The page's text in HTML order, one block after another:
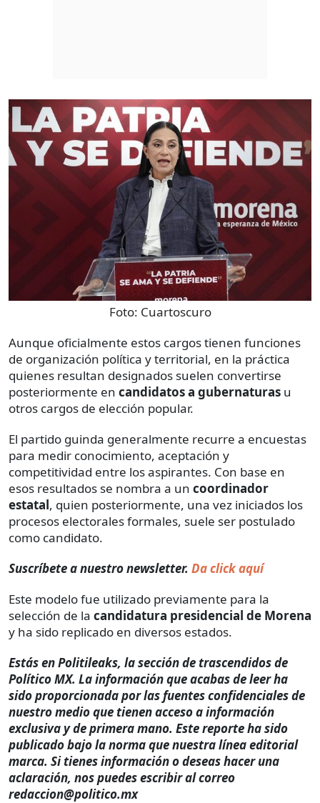
Foto: Cuartoscuro
Aunque oficialmente estos cargos tienen funciones
de organización política y territorial, en la práctica
quienes resultan designados suelen convertirse
posteriormente en candidatos a gubernaturas u
otros cargos de elección popular.
El partido guinda generalmente recurre a encuestas
para medir conocimiento, aceptación y
competitividad entre los aspirantes. Con base en
esos resultados se nombra a un coordinador
estatal, quien posteriormente, una vez iniciados los
procesos electorales formales, suele ser postulado
como candidato.
Suscríbete a nuestro newsletter. Da click aquí
Este modelo fue utilizado previamente para la
selección de la candidatura presidencial de Morena
y ha sido replicado en diversos estados.
Estás en Politileaks, la sección de trascendidos de
Político MX. La información que acabas de leer ha
sido proporcionada por las fuentes confidenciales de
nuestro medio que tienen acceso a información
exclusiva y de primera mano. Este reporte ha sido
publicado bajo la norma que nuestra línea editorial
marca. Si tienes información o deseas hacer una
aclaración, nos puedes escribir al correo
redaccion@politico.mx